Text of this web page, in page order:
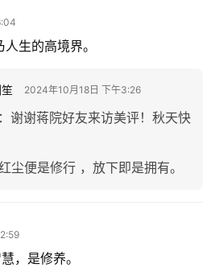
生的高境界。
2024年10月18日 下午3:26
： 谢谢蒋院好友来访美评！秋天快
尘便是修行 ，放下即是拥有。
，是修养。